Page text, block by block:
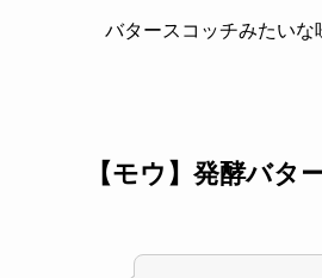
バタースコッチみたいな
【モウ】発酵バタ